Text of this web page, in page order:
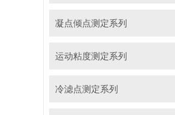
凝点倾点测定系列
运动粘度测定系列
冷滤点测定系列